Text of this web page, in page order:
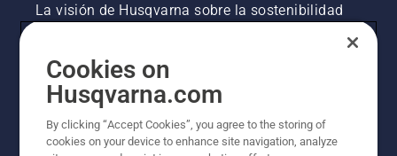
La visión de Husqvarna sobre la sostenibilidad
Otros sitios de Husqvarna
Cookies on
Husqvarna.com
By clicking “Accept Cookies”, you agree to the storing of
cookies on your device to enhance site navigation, analyze